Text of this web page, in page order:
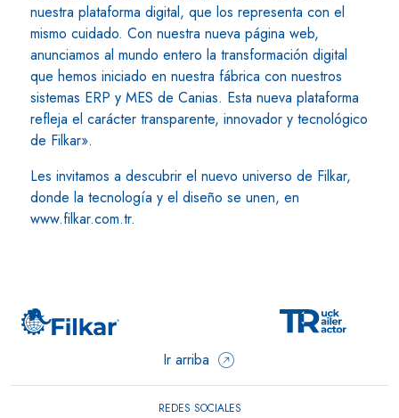
nuestra plataforma digital, que los representa con el
mismo cuidado. Con nuestra nueva página web,
anunciamos al mundo entero la transformación digital
que hemos iniciado en nuestra fábrica con nuestros
sistemas ERP y MES de Canias. Esta nueva plataforma
refleja el carácter transparente, innovador y tecnológico
de Filkar».
Les invitamos a descubrir el nuevo universo de Filkar,
donde la tecnología y el diseño se unen, en
www.filkar.com.tr.
Ir arriba
REDES SOCIALES